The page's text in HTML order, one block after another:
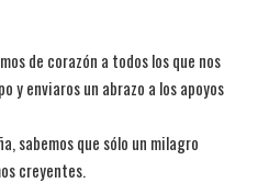
de corazón a todos los que nos
y enviaros un abrazo a los apoyos
sabemos que sólo un milagro
creyentes.